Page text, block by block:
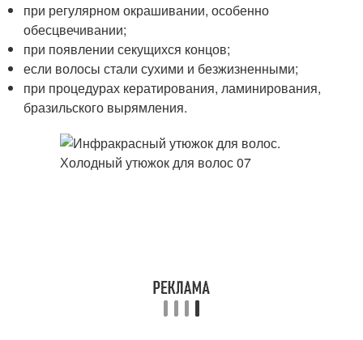
при регулярном окрашивании, особенно
обесцвечивании;
при появлении секущихся концов;
если волосы стали сухими и безжизненными;
при процедурах кератирования, ламинирования,
бразильского вырямления.